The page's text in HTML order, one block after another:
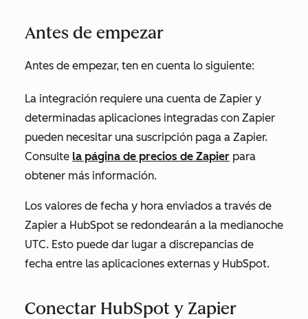
Antes de empezar
Antes de empezar, ten en cuenta lo siguiente:
La integración requiere una cuenta de Zapier y
determinadas aplicaciones integradas con Zapier
pueden necesitar una suscripción paga a Zapier.
Consulte la página de precios de Zapier para
obtener más información.
Los valores de fecha y hora enviados a través de
Zapier a HubSpot se redondearán a la medianoche
UTC. Esto puede dar lugar a discrepancias de
fecha entre las aplicaciones externas y HubSpot.
Conectar HubSpot y Zapier